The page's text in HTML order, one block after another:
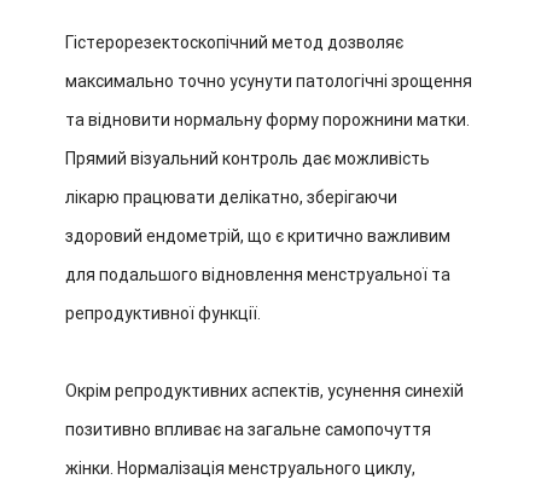
Гістерорезектоскопічний метод дозволяє
максимально точно усунути патологічні зрощення
та відновити нормальну форму порожнини матки.
Прямий візуальний контроль дає можливість
лікарю працювати делікатно, зберігаючи
здоровий ендометрій, що є критично важливим
для подальшого відновлення менструальної та
репродуктивної функції.
Окрім репродуктивних аспектів, усунення синехій
позитивно впливає на загальне самопочуття
жінки. Нормалізація менструального циклу,